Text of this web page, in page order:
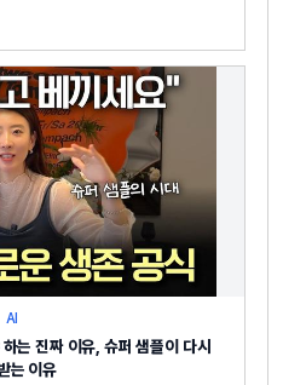
AI
는 진짜 이유, 슈퍼 샘플이 다시
는 이유